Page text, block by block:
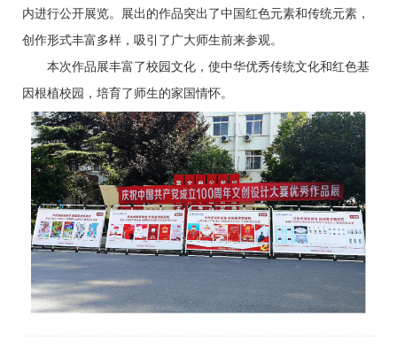
内进行公开展览。展出的作品突出了中国红色元素和传统元素，
创作形式丰富多样，吸引了广大师生前来参观。
本次作品展丰富了校园文化，使中华优秀传统文化和红色基
因根植校园，培育了师生的家国情怀。